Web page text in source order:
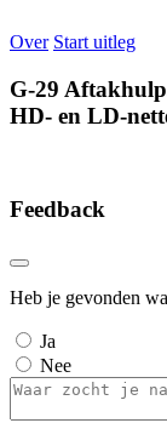
Over Start uitleg
G-29
HD- en LD-
Feedback
Heb je gevonden
Ja
Nee